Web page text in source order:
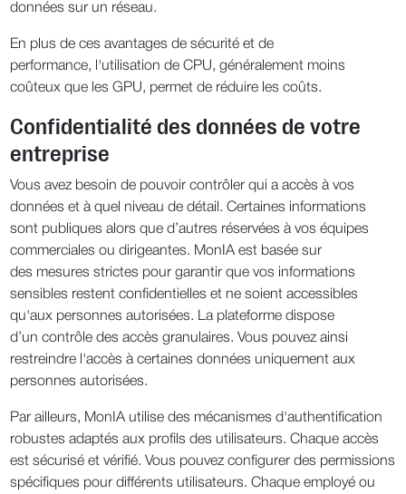
données sur un réseau.
En plus de ces avantages de sécurité et de
performance, l'utilisation de CPU, généralement moins
coûteux que les GPU, permet de réduire les coûts.
Confidentialité des données de votre
entreprise
Vous avez besoin de pouvoir contrôler qui a accès à vos
données et à quel niveau de détail. Certaines informations
sont publiques alors que d’autres réservées à vos équipes
commerciales ou dirigeantes. MonIA est basée sur
des mesures strictes pour garantir que vos informations
sensibles restent confidentielles et ne soient accessibles
qu'aux personnes autorisées. La plateforme dispose
d’un contrôle des accès granulaires. Vous pouvez ainsi
restreindre l'accès à certaines données uniquement aux
personnes autorisées.
Par ailleurs, MonIA utilise des mécanismes d'authentification
robustes adaptés aux profils des utilisateurs. Chaque accès
est sécurisé et vérifié. Vous pouvez configurer des permissions
spécifiques pour différents utilisateurs. Chaque employé ou